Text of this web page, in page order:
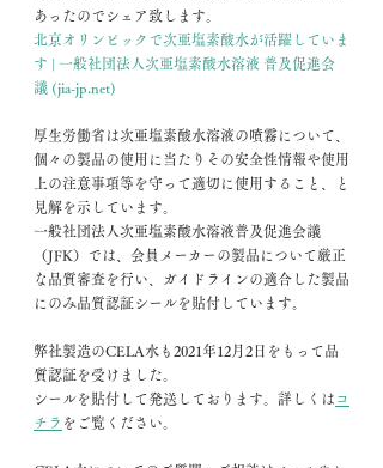
あったのでシェア致します。
北京オリンピックで次亜塩素酸水が活躍していま
す | 一般社団法人次亜塩素酸水溶液 普及促進会
議 (jia-jp.net)
厚生労働省は次亜塩素酸水溶液の噴霧について、
個々の製品の使用に当たりその安全性情報や使用
上の注意事項等を守って適切に使用すること、と
見解を示しています。
一般社団法人次亜塩素酸水溶液普及促進会議
（JFK）では、会員メーカーの製品について厳正
な品質審査を行い、ガイドラインの適合した製品
にのみ品質認証シールを貼付しています。
弊社製造のCELA水も2021年12月2日をもって品
質認証を受けました。
シールを貼付して発送しております。詳しくは コ
チラ をご覧ください。